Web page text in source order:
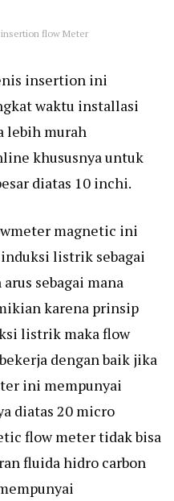
flow Meter
insertion ini
waktu installasi
lebih murah
khususnya untuk
diatas 10 inchi.
magnetic ini
listrik sebagai
sebagai mana
karena prinsip
listrik maka flow
dengan baik jika
ini mempunyai
diatas 20 micro
flow meter tidak bisa
fluida hidro carbon